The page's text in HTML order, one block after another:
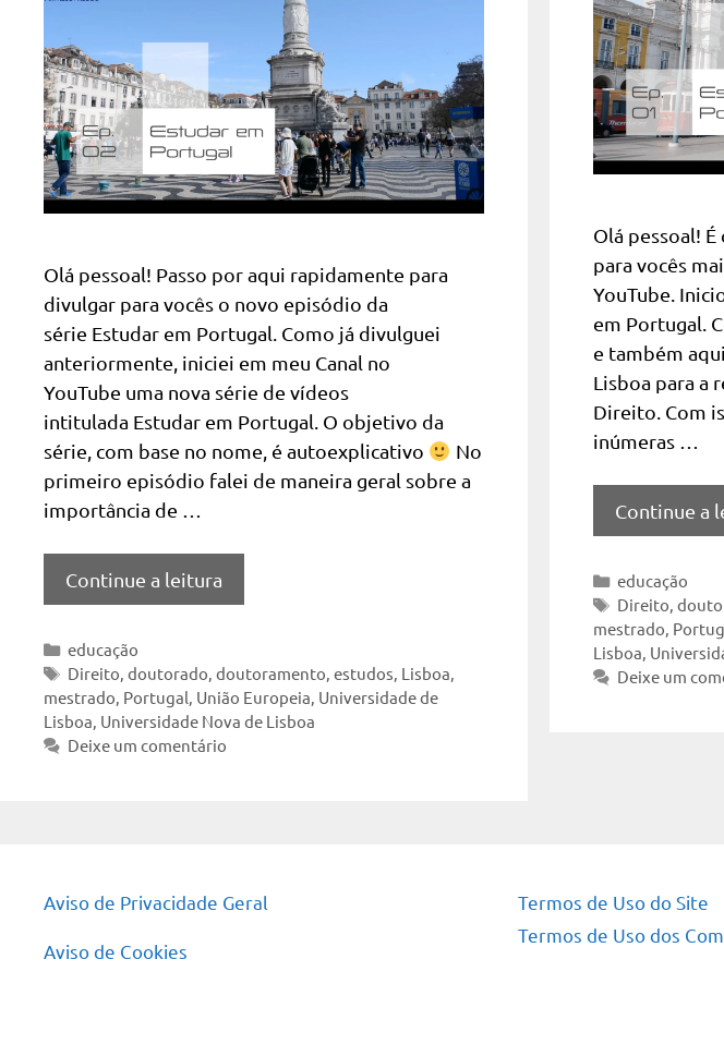
Olá pessoal! Passo por aqui rapidamente para
divulgar para vocês o novo episódio da
série Estudar em Portugal. Como já divulguei
anteriormente, iniciei em meu Canal no
YouTube uma nova série de vídeos
intitulada Estudar em Portugal. O objetivo da
série, com base no nome, é autoexplicativo
No
primeiro episódio falei de maneira geral sobre a
importância de …
Continue a leitura
Categorias
educação
Tags
Direito,doutorado,doutoramento,estudos, Lisboa,
mestrado, Portugal, União Europeia, Universidade de
Lisboa, Universidade Nova de Lisboa
Deixe um comentário
Olá pessoal!
para vocês
YouTube.
em Portugal.
e também
Lisboa para a
Direito. Com
inúmeras …
Continue a
Categorias
educação
Tags
Direito,
mestrado,
Lisboa,
Deixe um
Aviso de Privacidade Geral
Aviso de Cookies
Termos de Uso do Site
Termos de Uso dos